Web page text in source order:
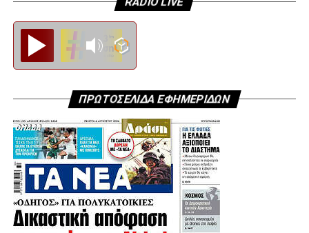
ΠΡΩΤΟΣΕΛΙΔΑ ΕΦΗΜΕΡΙΔΩΝ